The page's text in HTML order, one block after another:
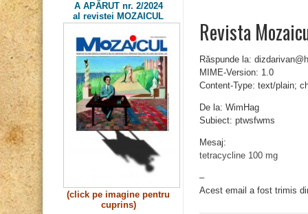
Revista
Răspunde la:
MIME-Version: 1.0
Content-Type: text/plain;
De la: WimHag
Subiect: ptwsfwms
Mesaj:
tetracycline 100 mg
–
Acest email a fost trimis
A APĂRUT nr. 2/2024
al revistei MOZAICUL
(click pe imagine pentru
cuprins)